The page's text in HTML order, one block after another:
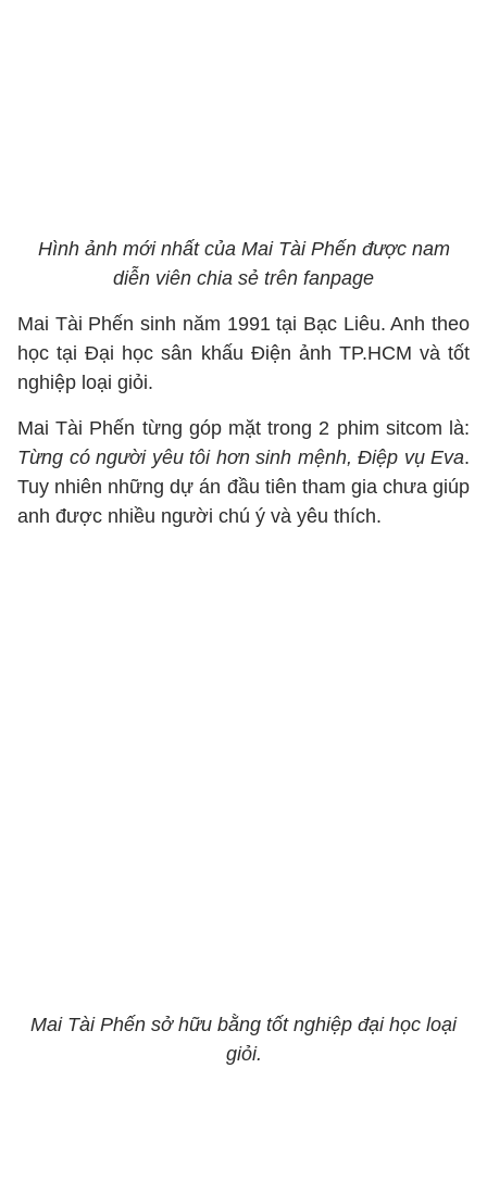
Hình ảnh mới nhất của Mai Tài Phến được nam
diễn viên chia sẻ trên fanpage
Mai Tài Phến sinh năm 1991 tại Bạc Liêu. Anh theo
học tại Đại học sân khấu Điện ảnh TP.HCM và tốt
nghiệp loại giỏi.
Mai Tài Phến từng góp mặt trong 2 phim sitcom là:
Từng có người yêu tôi hơn sinh mệnh, Điệp vụ Eva.
Tuy nhiên những dự án đầu tiên tham gia chưa giúp
anh được nhiều người chú ý và yêu thích.
Mai Tài Phến sở hữu bằng tốt nghiệp đại học loại
giỏi.